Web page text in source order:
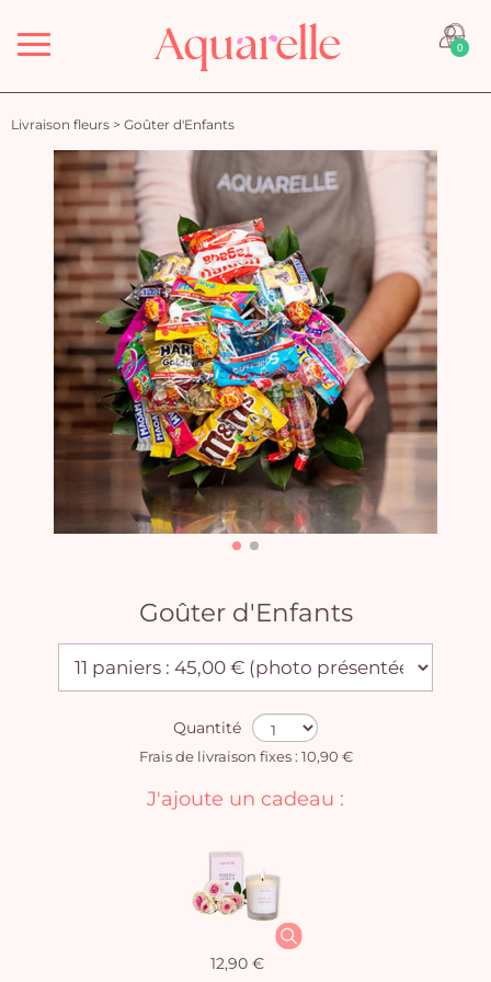
Menu 0
Livraison fleurs > Goûter d'Enfants
Goûter d'Enfants
Quantité
Frais de livraison fixes : 10,90 €
J'ajoute un cadeau :
12,90 €